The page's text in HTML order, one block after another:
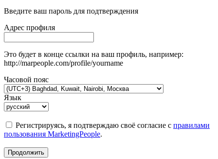
Введите ваш пароль для подтверждения
Адрес профиля
Это будет в конце ссылки на ваш профиль, например:
http://marpeople.com/profile/yourname
Часовой пояс
Язык
Регистрируясь, я подтверждаю своё согласие с правилами
пользования MarketingPeople.
Продолжить